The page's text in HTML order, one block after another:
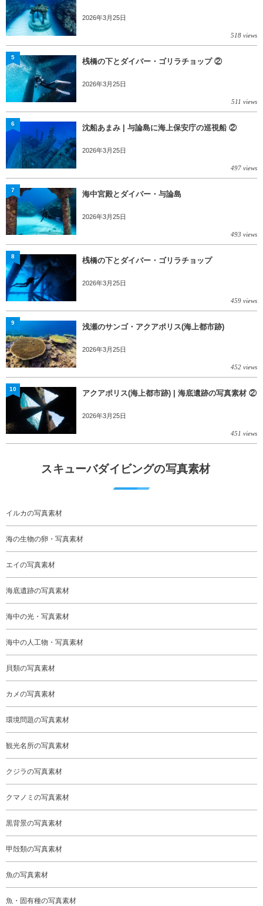
2026年3月25日
518 views
桟橋の下とダイバー・ゴリラチョップ ②
2026年3月25日
511 views
5
沈船あまみ | 与論島に海上保安庁の巡視船 ②
2026年3月25日
497 views
6
海中宮殿とダイバー・与論島
2026年3月25日
493 views
7
桟橋の下とダイバー・ゴリラチョップ
2026年3月25日
459 views
8
浅瀬のサンゴ・アクアポリス(海上都市跡)
2026年3月25日
452 views
9
アクアポリス(海上都市跡) | 海底遺跡の写真素材 ②
2026年3月25日
451 views
10
スキューバダイビングの写真素材
イルカの写真素材
海の生物の卵・写真素材
エイの写真素材
海底遺跡の写真素材
海中の光・写真素材
海中の人工物・写真素材
貝類の写真素材
カメの写真素材
環境問題の写真素材
観光名所の写真素材
クジラの写真素材
クマノミの写真素材
黒背景の写真素材
甲殻類の写真素材
魚の写真素材
魚・固有種の写真素材